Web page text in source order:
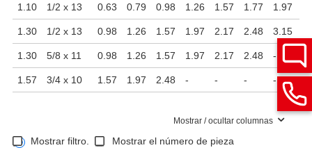
1.10 1/2 x 13 0.63 0.79 0.98 1.26 1.57 1.77 1.97
1.30 1/2 x 13 0.98 1.26 1.57 1.97 2.17 2.48 3.15
1.30 5/8 x 11 0.98 1.26 1.57 1.97 2.17 2.48 -
1.57 3/4 x 10 1.57 1.97 2.48 - - - - -
Mostrar / ocultar columnas
Mostrar filtro. Mostrar el número de pieza